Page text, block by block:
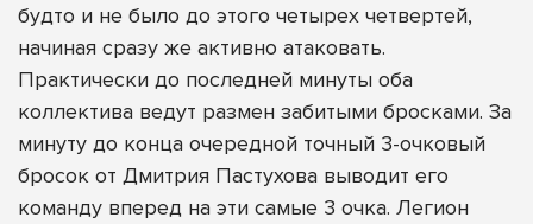
будто и не было до этого четырех четвертей,
начиная сразу же активно атаковать.
Практически до последней минуты оба
коллектива ведут размен забитыми бросками. За
минуту до конца очередной точный 3-очковый
бросок от Дмитрия Пастухова выводит его
команду вперед на эти самые 3 очка. Легион